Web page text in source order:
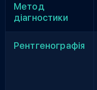
Метод
діагностики
Рентгенографія